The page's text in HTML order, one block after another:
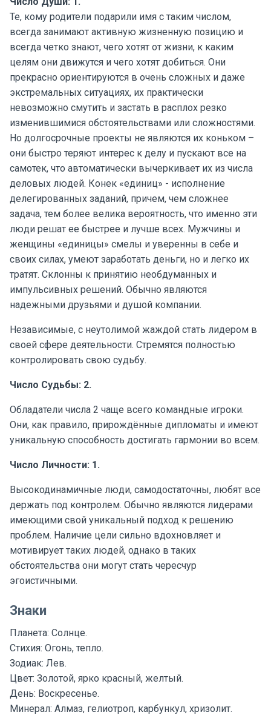
Те, кому родители подарили имя с таким числом,
всегда занимают активную жизненную позицию и
всегда четко знают, чего хотят от жизни, к каким
целям они движутся и чего хотят добиться. Они
прекрасно ориентируются в очень сложных и даже
экстремальных ситуациях, их практически
невозможно смутить и застать в расплох резко
изменившимися обстоятельствами или сложностями.
Но долгосрочные проекты не являются их коньком –
они быстро теряют интерес к делу и пускают все на
самотек, что автоматически вычеркивает их из числа
деловых людей. Конек «единиц» - исполнение
делегированных заданий, причем, чем сложнее
задача, тем более велика вероятность, что именно эти
люди решат ее быстрее и лучше всех. Мужчины и
женщины «единицы» смелы и уверенны в себе и
своих силах, умеют заработать деньги, но и легко их
тратят. Склонны к принятию необдуманных и
импульсивных решений. Обычно являются
надежными друзьями и душой компании.
Независимые, с неутолимой жаждой стать лидером в
своей сфере деятельности. Стремятся полностью
контролировать свою судьбу.
Число Судьбы: 2.
Обладатели числа 2 чаще всего командные игроки.
Они, как правило, прирождённые дипломаты и имеют
уникальную способность достигать гармонии во всем.
Число Личности: 1.
Высокодинамичные люди, самодостаточны, любят все
держать под контролем. Обычно являются лидерами
имеющими свой уникальный подход к решению
проблем. Наличие цели сильно вдохновляет и
мотивирует таких людей, однако в таких
обстоятельства они могут стать чересчур
эгоистичными.
Знаки
Планета: Солнце.
Стихия: Огонь, тепло.
Зодиак: Лев.
Цвет: Золотой, ярко красный, желтый.
День: Воскресенье.
Минерал: Алмаз, гелиотроп, карбункул, хризолит.